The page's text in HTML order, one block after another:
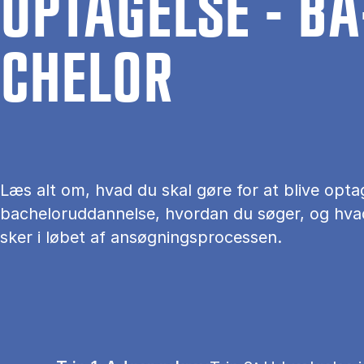
OP­TA­GEL­SE -
CHEL­OR
Læs alt om, hvad du skal gøre for at blive
bacheloruddannelse, hvordan du søger, og
sker i løbet af ansøgningsprocessen.